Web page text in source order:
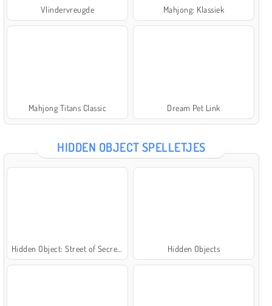
Vlindervreugde Mahjong: Klassiek
Mahjong Titans Classic Dream Pet Link
HIDDEN OBJECT SPELLETJES
Hidden Objects